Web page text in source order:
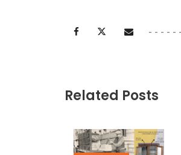
Related Posts